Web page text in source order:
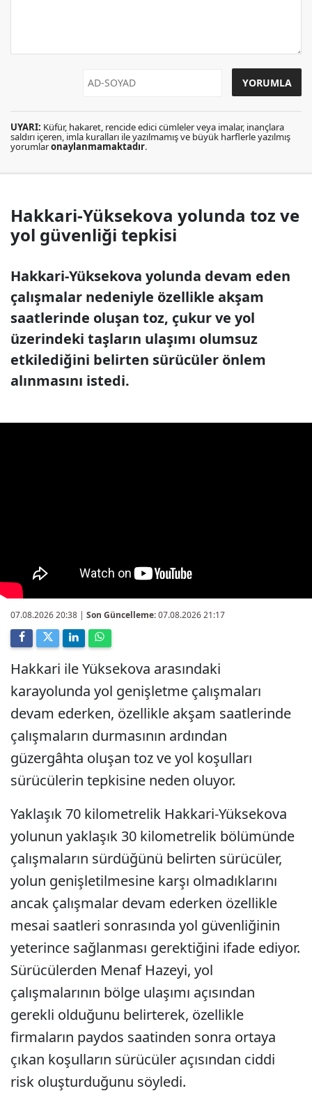
UYARI: Küfür, hakaret, rencide edici cümleler veya imalar, inançlara
saldırı içeren, imla kuralları ile yazılmamış ve büyük harflerle yazılmış
yorumlaronaylanmamaktadır.
Hakkari-Yüksekova yolunda toz ve
yol güvenliği tepkisi
Hakkari-Yüksekova yolunda devam eden
çalışmalar nedeniyle özellikle akşam
saatlerinde oluşan toz, çukur ve yol
üzerindeki taşların ulaşımı olumsuz
etkilediğini belirten sürücüler önlem
alınmasını istedi.
07.08.2026 20:38 | Son Güncelleme:07.08.2026 21:17
Hakkari ile Yüksekova arasındaki
karayolunda yol genişletme çalışmaları
devam ederken, özellikle akşam saatlerinde
çalışmaların durmasının ardından
güzergâhta oluşan toz ve yol koşulları
sürücülerin tepkisine neden oluyor.
Yaklaşık 70 kilometrelik Hakkari-Yüksekova
yolunun yaklaşık 30 kilometrelik bölümünde
çalışmaların sürdüğünü belirten sürücüler,
yolun genişletilmesine karşı olmadıklarını
ancak çalışmalar devam ederken özellikle
mesai saatleri sonrasında yol güvenliğinin
yeterince sağlanması gerektiğini ifade ediyor.
Sürücülerden Menaf Hazeyi, yol
çalışmalarının bölge ulaşımı açısından
gerekli olduğunu belirterek, özellikle
firmaların paydos saatinden sonra ortaya
çıkan koşulların sürücüler açısından ciddi
risk oluşturduğunu söyledi.